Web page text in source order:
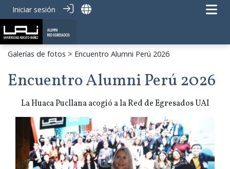
Iniciar sesión
Galerías de fotos > Encuentro Alumni Perú 2026
Encuentro Alumni Perú 2026
La Huaca Pucllana acogió a la Red de Egresados UAI